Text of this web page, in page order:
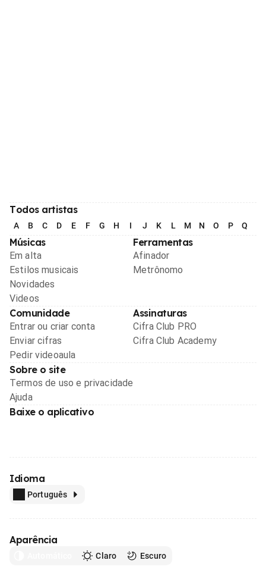
Todos artistas
A B C D E F G H I J K L M N O P Q
Músicas
Em alta
Estilos musicais
Novidades
Videos
Ferramentas
Afinador
Metrônomo
Comunidade
Entrar ou criar conta
Enviar cifras
Pedir videoaula
Assinaturas
Cifra Club PRO
Cifra Club Academy
Sobre o site
Termos de uso e privacidade
Ajuda
Baixe o aplicativo
Idioma
Português
Aparência
Claro Escuro